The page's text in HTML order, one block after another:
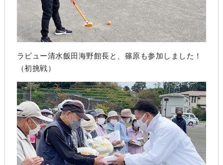
ラビュー清水飯田海野館長と、篠原も参加しました！
（初挑戦）